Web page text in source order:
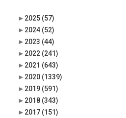
► 2025 (57)
► 2024 (52)
► 2023 (44)
► 2022 (241)
► 2021 (643)
► 2020 (1339)
► 2019 (591)
► 2018 (343)
► 2017 (151)